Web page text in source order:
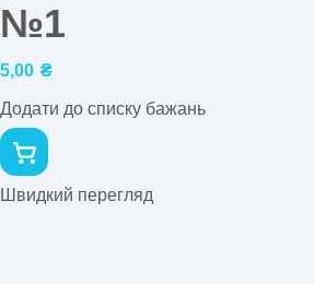
№1
5,00 ₴
Додати до списку бажань
Швидкий перегляд